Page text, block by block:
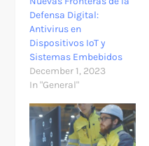
Defensa Digital:
Antivirus en
Dispositivos IoT y
Sistemas Embebidos
December 1, 2023
In "General"